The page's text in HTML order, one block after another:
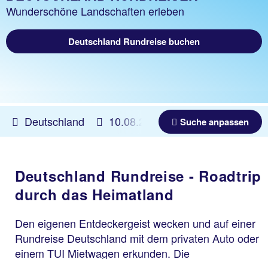
Wunderschöne Landschaften erleben
Deutschland Rundreise buchen
Deutschland 10.08.2026 - 03.06.2027
Suche anpassen
Deutschland Rundreise - Roadtrip
durch das Heimatland
Den eigenen Entdeckergeist wecken und auf einer
Rundreise Deutschland mit dem privaten Auto oder
einem TUI Mietwagen erkunden. Die